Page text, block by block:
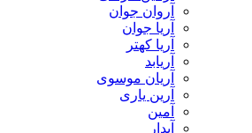
آروان جوان
آریا جوان
آریا کهتر
آریابد
آریان موسوی
آرین یاری
آمین
آیدار